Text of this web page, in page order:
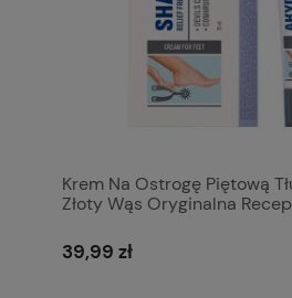
Krem Na Ostrogę Piętową
Złoty Wąs Oryginalna
39,99 zł